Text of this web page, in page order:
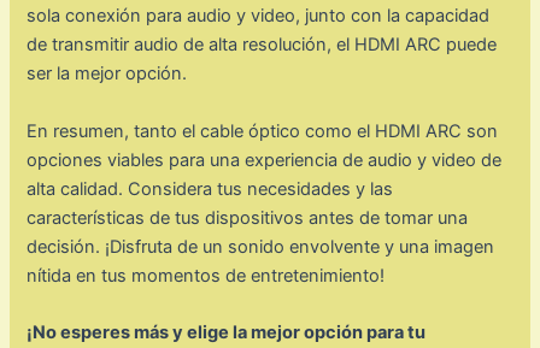
sola conexión para audio y video, junto con la capacidad
de transmitir audio de alta resolución, el HDMI ARC puede
ser la mejor opción.
En resumen, tanto el cable óptico como el HDMI ARC son
opciones viables para una experiencia de audio y video de
alta calidad. Considera tus necesidades y las
características de tus dispositivos antes de tomar una
decisión. ¡Disfruta de un sonido envolvente y una imagen
nítida en tus momentos de entretenimiento!
¡No esperes más y elige la mejor opción para tu